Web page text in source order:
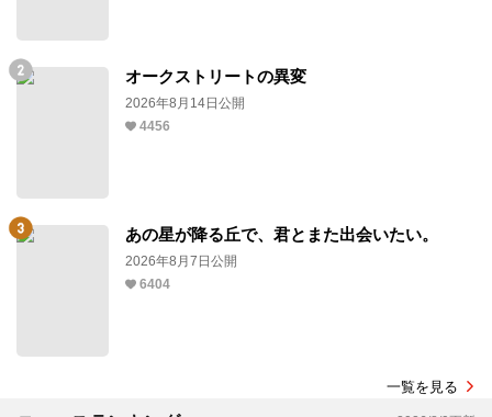
オークストリートの異変
2026年8月14日公開
4456
あの星が降る丘で、君とまた出会いたい。
2026年8月7日公開
6404
一覧を見る